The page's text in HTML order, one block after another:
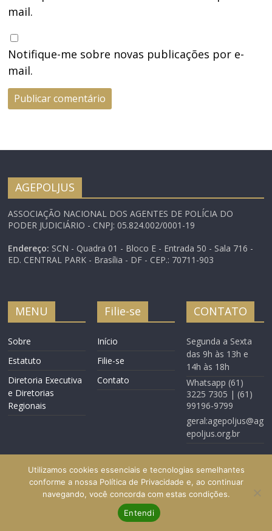
mail.
Notifique-me sobre novas publicações por e-
mail.
AGEPOLJUS
ASSOCIAÇÃO NACIONAL DOS AGENTES DE POLÍCIA DO
PODER JUDICIÁRIO - CNPJ: 05.824.002/0001-19
Endereço: SCN - Quadra 01 - Bloco E - Entrada 50 - Sala 716 -
ED. CENTRAL PARK - Brasília - DF - CEP.: 70711-903
MENU
Sobre
Estatuto
Diretoria Executiva
e Diretorias
Regionais
Filie-se
Início
Filie-se
Contato
CONTATO
Segunda a Sexta
das 9h às 13h e
14h às 18h
Whatsapp (61)
3225 7305 | (61)
99196-9799
geral:agepoljus@ag
epoljus.org.br
Início Filie-se Contato
Utilizamos cookies essenciais e tecnologias semelhantes
conforme a nossa Política de Privacidade e, ao continuar
navegando, você concorda com estas condições.
Entendi